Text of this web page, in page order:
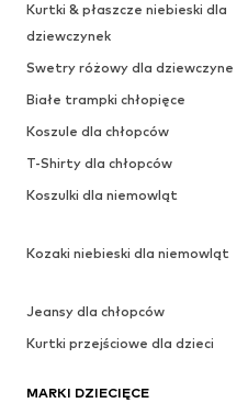
Kurtki & płaszcze niebieski dla
dziewczynek
Swetry różowy dla dziewczyne
Białe trampki chłopięce
Koszule dla chłopców
T-Shirty dla chłopców
Koszulki dla niemowląt
Kozaki niebieski dla niemowląt
Jeansy dla chłopców
Kurtki przejściowe dla dzieci
MARKI DZIECIĘCE